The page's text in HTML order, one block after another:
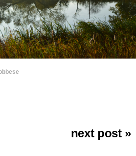
next post »